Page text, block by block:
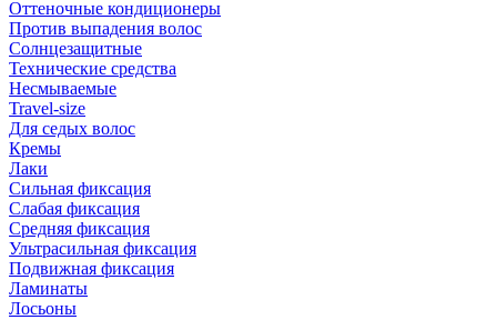
Оттеночные кондиционеры
Против выпадения волос
Солнцезащитные
Технические средства
Несмываемые
Travel-size
Для седых волос
Кремы
Лаки
Сильная фиксация
Слабая фиксация
Средняя фиксация
Ультрасильная фиксация
Подвижная фиксация
Ламинаты
Лосьоны